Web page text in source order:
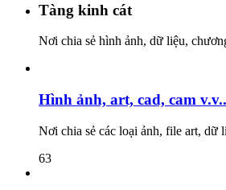
Tàng kinh cát
Nơi chia sẻ hình ảnh, dữ liệu,
Hình ảnh, art, cad, cam
Nơi chia sẻ các loại ảnh, file art, dữ
63